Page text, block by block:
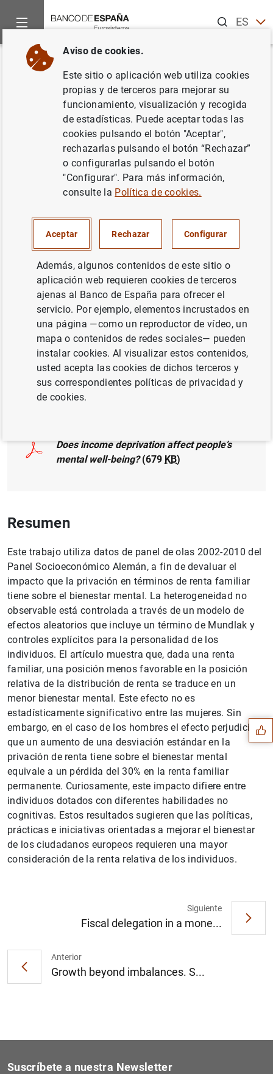
ESEN
Inicio Publicaciones
Volver
Does income deprivation affect
people’s mental well-being?
Autor: Maite Blázquez Cuesta y Santiago
Budría
DESIGUALDAD
MÉTODOS CUANTITATIVOS
CRECIMIENTO ECONÓMICO Y CONVERGENCIA
UNIÓN EUROPEA
Documento completo
Does income deprivation affect people’s
mental well-being?(679 KB)
Resumen
Este trabajo utiliza datos de panel de olas 2002-2010 del
Panel Socioeconómico Alemán, a fin de devaluar el
impacto que la privación en términos de renta familiar
tiene sobre el bienestar mental. La heterogeneidad no
observable está controlada a través de un modelo de
efectos aleatorios que incluye un término de Mundlak y
controles explícitos para la personalidad de los
individuos. El artículo muestra que, dada una renta
familiar, una posición menos favorable en la posición
relativa de la distribución de renta se traduce en un
menor bienestar mental. Este efecto no es
estadísticamente significativo entre las mujeres. Sin
embargo, en el caso de los hombres el efecto perjudicial
que un aumento de una desviación estándar en la
privación de renta tiene sobre el bienestar mental
equivale a un pérdida del 30% en la renta familiar
permanente. Curiosamente, este impacto difiere entre
individuos dotados con diferentes habilidades no
cognitivas. Estos resultados sugieren que las políticas,
prácticas e iniciativas orientadas a mejorar el bienestar
de los ciudadanos europeos requieren una mayor
consideración de la renta relativa de los individuos.
Anterior
Growth beyond imbalances. S...
Siguiente
Fiscal delegation in a mone...
Sugerencias
1
Suscríbete a nuestra Newsletter
Aviso de cookies.
Este sitio o aplicación web utiliza cookies
propias y de terceros para mejorar su
funcionamiento, visualización y recogida
de estadísticas. Puede aceptar todas las
cookies pulsando el botón "Aceptar",
rechazarlas pulsando el botón “Rechazar”
o configurarlas pulsando el botón
"Configurar". Para más información,
consulte la Política de cookies.
Aceptar Rechazar Configurar
Además, algunos contenidos de este sitio o
aplicación web requieren cookies de terceros
ajenas al Banco de España para ofrecer el
servicio. Por ejemplo, elementos incrustados en
una página —como un reproductor de vídeo, un
mapa o contenidos de redes sociales— pueden
instalar cookies. Al visualizar estos contenidos,
usted acepta las cookies de dichos terceros y
sus correspondientes políticas de privacidad y
de cookies.